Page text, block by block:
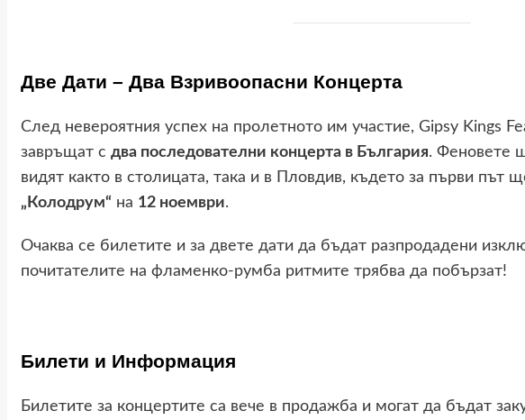
Две Дати – Два Взривоопасни Концерта
След невероятния успех на пролетното им участие, Gipsy Kings
завръщат с два последователни концерта в България. Феновете
видят както в столицата, така и в Пловдив, където за първи път
„Колодрум“ на 12 ноември.
Очаква се билетите и за двете дати да бъдат разпродадени
почитателите на фламенко-румба ритмите трябва да побързат!
Билети и Информация
Билетите за концертите са вече в продажба и могат да бъдат